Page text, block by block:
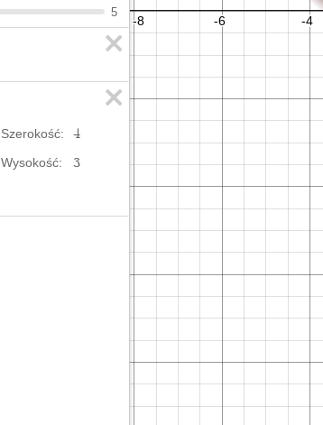
5
Szerokość: 4
Wysokość:
3